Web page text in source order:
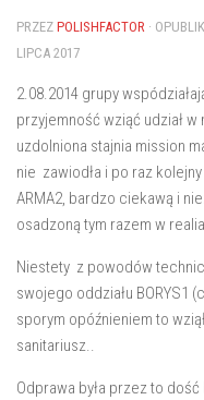
PRZEZ POLISHFACTOR ·
LIPCA 2017
2.08.2014 grupy
przyjemność wziąć udział
uzdolniona stajnia mission
nie zawiodła i po raz
ARMA2, bardzo ciekawą i
osadzoną tym razem w
Niestety z powodów
swojego oddziału BORYS1
sporym opóźnieniem to
sanitariusz..
Odprawa była przez to